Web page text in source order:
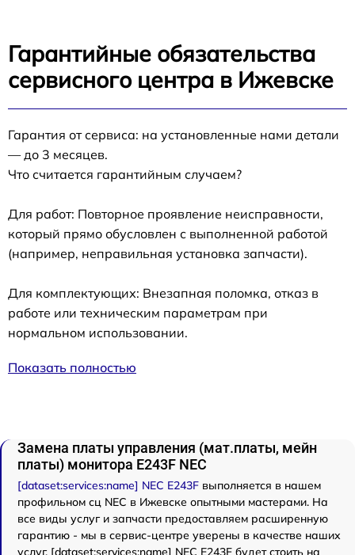
Гарантийные обязательства
сервисного центра в Ижевске
Гарантия от сервиса: на установленные нами детали
— до 3 месяцев.
Что считается гарантийным случаем?
Для работ: Повторное проявление неисправности,
который прямо обусловлен с выполненной работой
(например, неправильная установка запчасти).
Для комплектующих: Внезапная поломка, отказ в
работе или техническим параметрам при
нормальном использовании.
Показать полностью
Замена платы управления (мат.платы, мейн
платы) монитора E243F NEC
[dataset:services:name] NEC E243F выполняется в нашем
профильном сц NEC в Ижевске опытными мастерами. На
все виды услуг и запчасти предоставляем расширенную
гарантию - мы в сервис-центре уверены в качестве наших
услуг. [dataset:services:name] NEC E243F будет стоить на